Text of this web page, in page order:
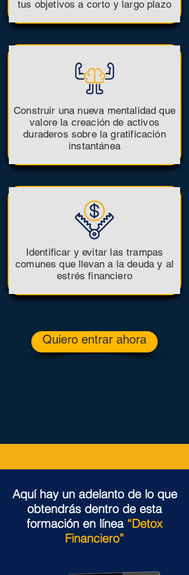
tus objetivos a corto y largo plazo
Construir una nueva mentalidad que
valore la creación de activos
duraderos sobre la gratificación
instantánea
Identificar y evitar las trampas
comunes que llevan a la deuda y al
estrés financiero
Quiero entrar ahora
Aquí hay un adelanto de lo que
obtendrás dentro de esta
formación en línea “Detox
Financiero”